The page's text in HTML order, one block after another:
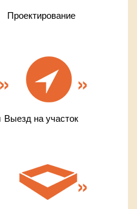
Проектирование
Выезд на участок